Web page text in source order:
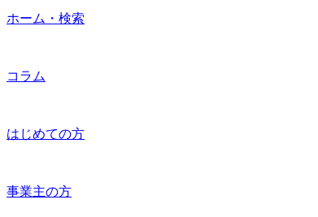
ホーム・検索
コラム
はじめての方
事業主の方